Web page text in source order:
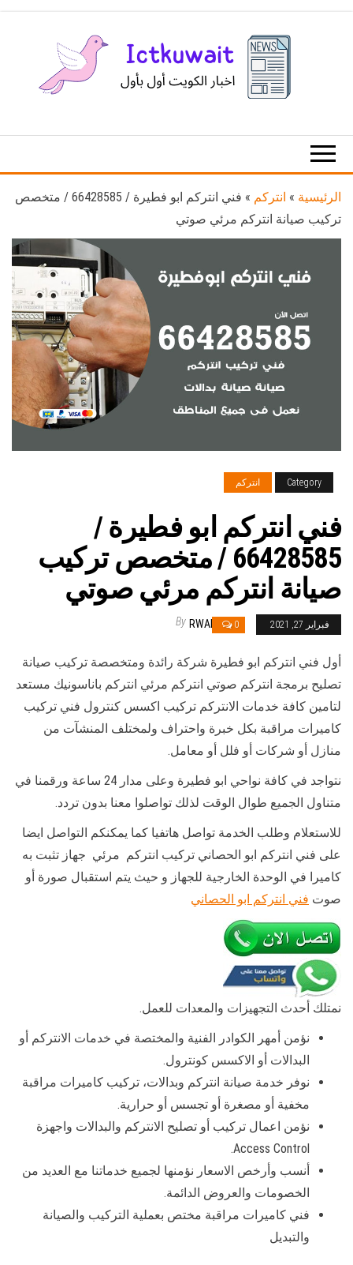
الكويت
الرئيسية » انتركم »
فني انتركم ابو فطيرة / 66428585 / متخصص
تركيب صيانة انتركم مرئي صوتي
Category انتركم
فني انتركم ابو فطيرة /
66428585 / متخصص تركيب
صيانة انتركم مرئي صوتي
فبراير 27, 2021 0
By RWAN
أول فني انتركم ابو فطيرة شركة رائدة ومتخصصة تركيب صيانة
تصليح برمجة انتركم صوتي انتركم مرئي انتركم باناسونيك مستعد
لتامين كافة خدمات الانتركم تركيب اكسس كنترول فني تركيب
كاميرات مراقبة بكل خبرة واحتراف ولمختلف المنشآت من
منازل أو شركات أو فلل أو معامل.
نتواجد في كافة نواحي ابو فطيرة وعلى مدار 24 ساعة ورقمنا في
متناول الجميع طوال الوقت لذلك تواصلوا معنا بدون تردد.
للاستعلام وطلب الخدمة تواصل هاتفيا كما يمكنكم التواصل ايضا
على فني انتركم ابو الحصاني تركيب انتركم مرئي جهاز تثبت به
كاميرا في الوحدة الخارجية للجهاز و حيث يتم استقبال صورة أو
صوت فني انتركم ابو الحصاني
نمتلك أحدث التجهيزات والمعدات للعمل.
نؤمن أمهر الكوادر الفنية والمختصة في خدمات الانتركم أو
البدالات أو الاكسس كونترول.
نوفر خدمة صيانة انتركم وبدالات، تركيب كاميرات مراقبة
مخفية أو مصغرة أو تجسس أو حرارية.
نؤمن اعمال تركيب أو تصليح الانتركم والبدالات واجهزة
Access Control.
أنسب وأرخص الاسعار نؤمنها لجميع خدماتنا مع العديد من
الخصومات والعروض الدائمة.
فني كاميرات مراقبة مختص بعملية التركيب والصيانة
والتبديل